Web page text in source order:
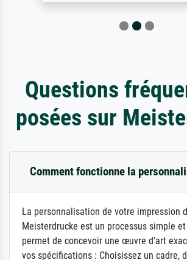
Questions
posées sur
Comment fonctionne la
La personnalisation de votre impression
Meisterdrucke est un processus simple
permet de concevoir une œuvre d'art
vos spécifications : Choisissez un cadre,